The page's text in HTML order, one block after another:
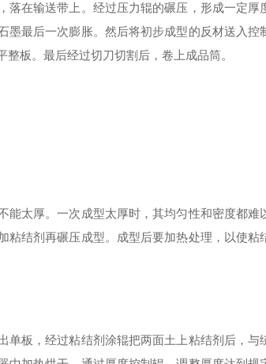
落在输送带上。经过压力辊的碾压，形成一定厚
墨最后一次膨胀。然后将初步成型的反材送入
板。最后经过切刀切割后，卷上成品筒。
能太厚。一次成型太厚时，其均匀性和密度都
粘结剂再碾压成型。成型后要加热处理，以使
单板，经过粘结剂涂辊把两面土上粘结剂后，